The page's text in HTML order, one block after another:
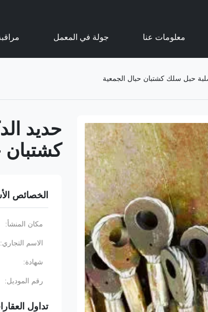
معلومات عنا جولة في المعمل
كشتبان
الخصائص
مكان المنشأ:
الاسم التجاري:
شهادة:
رقم الموديل:
تداول